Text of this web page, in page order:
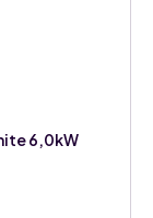
6,0kW